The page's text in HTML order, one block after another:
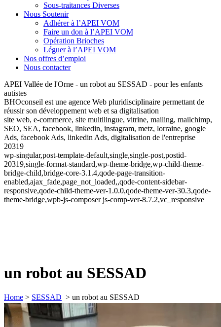
Sous-traitances Diverses
Nous Soutenir
Adhérer à l’APEI VOM
Faire un don à l’APEI VOM
Opération Brioches
Léguer à l’APEI VOM
Nos offres d’emploi
Nous contacter
APEI Vallée de l'Orne - un robot au SESSAD - pour les enfants
autistes
BHOconseil est une agence Web pluridisciplinaire permettant de
réussir son développement web et sa digitalisation
site web, e-commerce, site multilingue, vitrine, mailing, mailchimp,
SEO, SEA, facebook, linkedin, instagram, metz, lorraine, google
Ads, facebook Ads, linkedin Ads, digitalisation de l'entreprise
20319
wp-singular,post-template-default,single,single-post,postid-
20319,single-format-standard,wp-theme-bridge,wp-child-theme-
bridge-child,bridge-core-3.1.4,qode-page-transition-
enabled,ajax_fade,page_not_loaded,,qode-content-sidebar-
responsive,qode-child-theme-ver-1.0.0,qode-theme-ver-30.3,qode-
theme-bridge,wpb-js-composer js-comp-ver-8.7.2,vc_responsive
un robot au SESSAD
Home > SESSAD > un robot au SESSAD